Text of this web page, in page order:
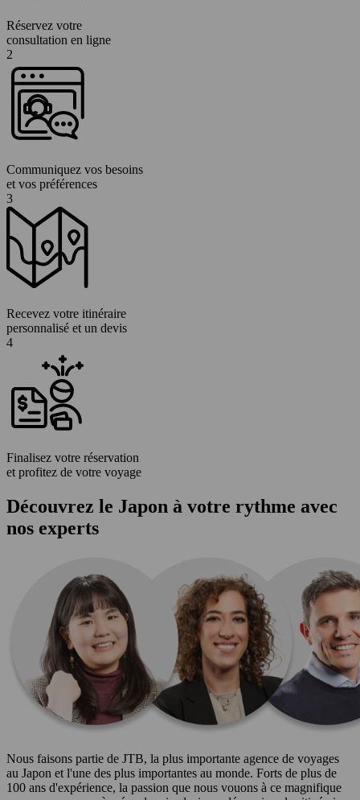
Réservez votre
consultation en ligne
2
Communiquez vos besoins
et vos préférences
3
Recevez votre itinéraire
personnalisé et un devis
4
Finalisez votre réservation
et profitez de votre voyage
Découvrez le Japon à votre rythme avec
nos experts
Nous faisons partie de JTB, la plus importante agence de voyages
au Japon et l'une des plus importantes au monde. Forts de plus de
100 ans d'expérience, la passion que nous vouons à ce magnifique